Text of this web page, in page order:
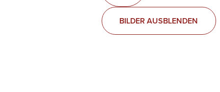
BILDER AUSBLENDEN